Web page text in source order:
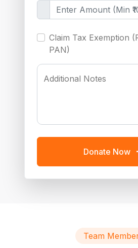
Claim Tax Exemption
PAN)
Additional Notes
Donate Now
Team